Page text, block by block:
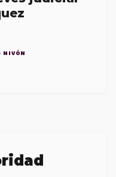
NIVÓN